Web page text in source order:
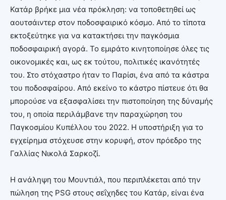
Κατάρ βρήκε μια νέα πρόκληση: να τοποθετηθεί ως
αουτσάιντερ στον ποδοσφαιρικό κόσμο. Από το τίποτα
εκτοξεύτηκε για να κατακτήσει την παγκόσμια
ποδοσφαιρική αγορά. Το εμιράτο κινητοποίησε όλες τις
οικονομικές και, ως εκ τούτου, πολιτικές ικανότητές
του. Στο στόχαστρο ήταν το Παρίσι, ένα από τα κάστρα
του ποδοσφαίρου. Από εκείνο το κάστρο πίστευε ότι θα
μπορούσε να εξασφαλίσει την πιστοποίηση της δύναμής
του, η οποία περιλάμβανε την παραχώρηση του
Παγκοσμίου Κυπέλλου του 2022. Η υποστήριξη για το
εγχείρημα στόχευσε στην κορυφή, στον πρόεδρο της
Γαλλίας Νικολά Σαρκοζί.
Η ανάληψη του Μουντιάλ, που περιπλέκεται από την
πώληση της PSG στους σεΐχηδες του Κατάρ, είναι ένα